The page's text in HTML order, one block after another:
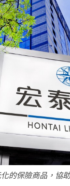
的保險商品，協